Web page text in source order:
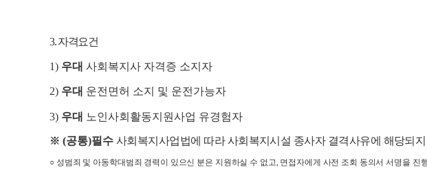
3.자격요건
1) 우대 사회복지사 자격증 소지자
2) 우대 운전면허 소지 및 운전가능자
3) 우대 노인사회활동지원사업 유경험자
※ (공통)필수 사회복지사업법에 따라 사회복지시설 종사자 결격사유에 해당되
○ 성범죄 및 아동학대범죄 경력이 있으신 분은 지원하실 수 없고, 면접자에게 사전 조회 동의서 서명을 진